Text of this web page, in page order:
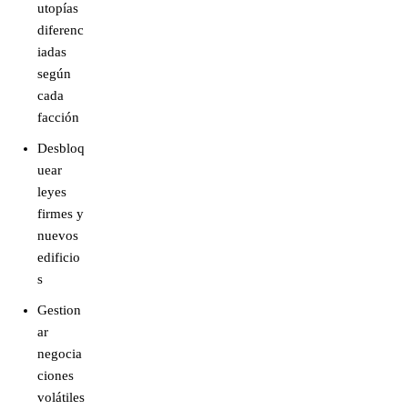
utopías
diferenc
iadas
según
cada
facción
Desbloq
uear
leyes
firmes y
nuevos
edificio
s
Gestion
ar
negocia
ciones
volátiles